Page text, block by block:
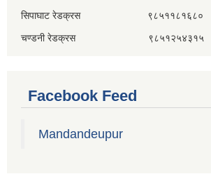
सिपाघाट रेडक्रस ९८५११८१६८०
चण्डनी रेडक्रस ९८५१२५४३१५
Facebook Feed
Mandandeupur